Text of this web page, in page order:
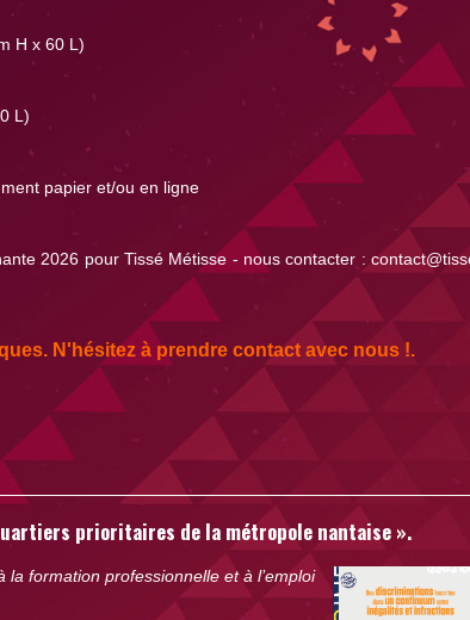
H x 60 L)
L)
papier et/ou en ligne
2026 pour Tissé Métisse - nous contacter :
N'hésitez à prendre contact avec nous !.
prioritaires de la métropole nantaise ».
la formation professionnelle et à l’emploi